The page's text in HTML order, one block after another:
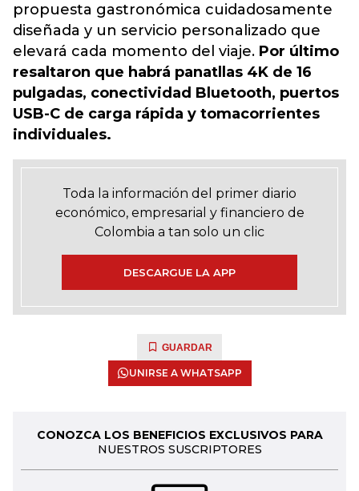
propuesta gastronómica cuidadosamente
diseñada y un servicio personalizado que
elevará cada momento del viaje. Por último
resaltaron que habrá panatllas 4K de 16
pulgadas, conectividad Bluetooth, puertos
USB-C de carga rápida y tomacorrientes
individuales.
Toda la información del primer diario
económico, empresarial y financiero de
Colombia a tan solo un clic
DESCARGUE LA APP
GUARDAR
UNIRSE A WHATSAPP
CONOZCA LOS BENEFICIOS EXCLUSIVOS PARA
NUESTROS SUSCRIPTORES